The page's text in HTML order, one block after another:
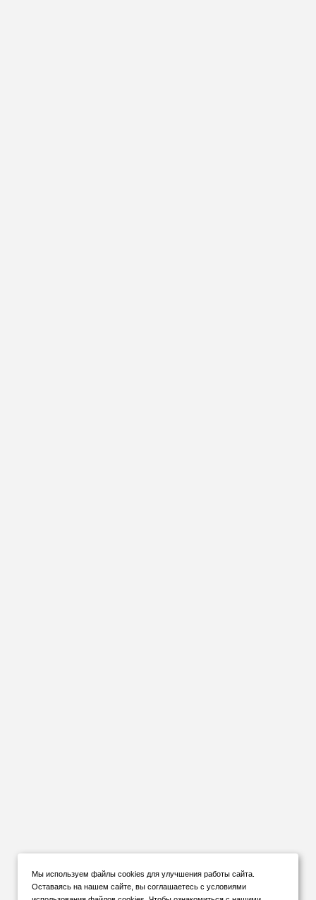
Мы используем файлы cookies для улучшения работы сайта.
Оставаясь на нашем сайте, вы соглашаетесь с условиями